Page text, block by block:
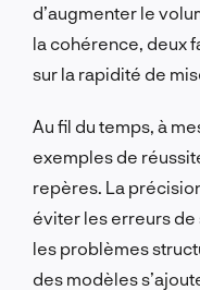
d’augmenter le
la cohérence, deux
sur la rapidité de
Au fil du temps, à
exemples de
repères. La
éviter les erreurs
les problèmes
des modèles